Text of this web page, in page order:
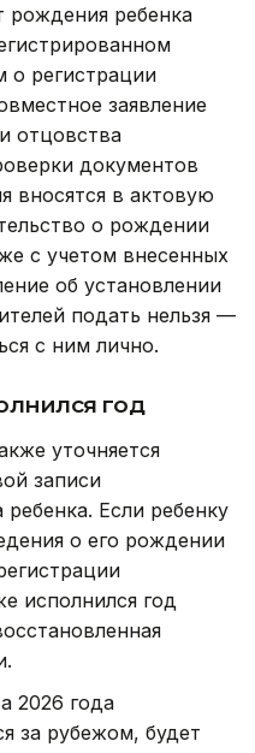
рождения ребенка
о регистрации
заявление
отцовства
документов
вносятся в актовую
о рождении
с учетом внесенных
об установлении
подать нельзя —
с ним лично.
год
уточняется
записи
Если ребенку
о его рождении
исполнился год
2026 года
за рубежом, будет